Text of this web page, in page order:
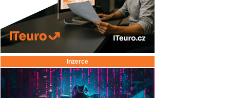
Inzerce